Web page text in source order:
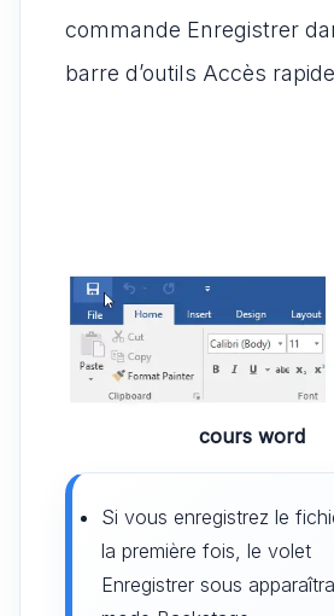
commande Enregistrer
barre d’outils Accès
cours word
Si vous enregistrez le
la première fois, le volet
Enregistrer sous